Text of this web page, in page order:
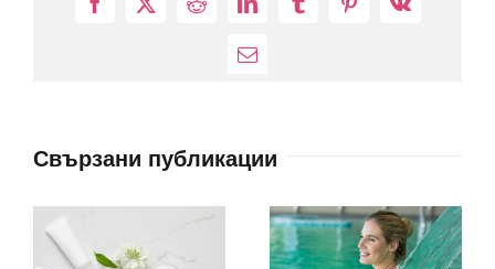
Facebook
X RedditLinkedInTumblrPinterest
Vk
Електронна
Свързани публикации